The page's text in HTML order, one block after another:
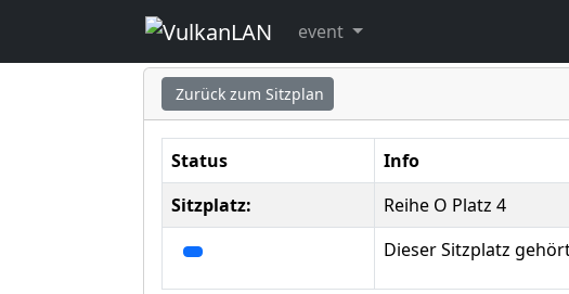
event
Sitzplatz ausgewählt
Zurück zum Sitzplan
Status
Info
Sitzplatz:
Reihe O Platz 4
Dieser Sitzplatz